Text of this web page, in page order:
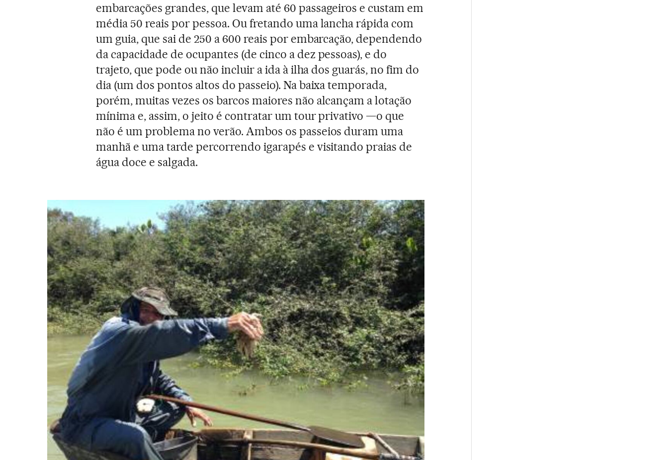
embarcações grandes, que levam até 60 passageiros e custam em
média 50 reais por pessoa. Ou fretando uma lancha rápida com
um guia, que sai de 250 a 600 reais por embarcação, dependendo
da capacidade de ocupantes (de cinco a dez pessoas), e do
trajeto, que pode ou não incluir a ida à ilha dos guarás, no fim do
dia (um dos pontos altos do passeio). Na baixa temporada,
porém, muitas vezes os barcos maiores não alcançam a lotação
mínima e, assim, o jeito é contratar um tour privativo —o que
não é um problema no verão. Ambos os passeios duram uma
manhã e uma tarde percorrendo igarapés e visitando praias de
água doce e salgada.